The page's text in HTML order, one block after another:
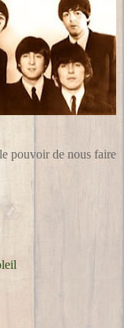
pouvoir de nous faire